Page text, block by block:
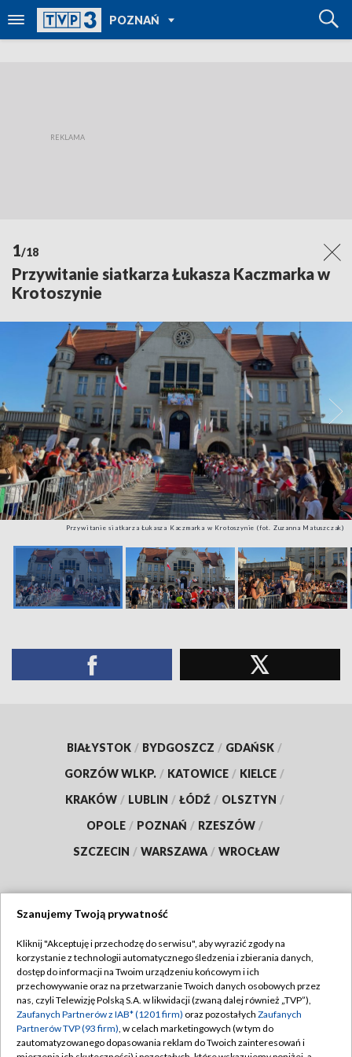
POZNAŃ
POWRÓT DO
TVP REGIONY
1/18
Przywitanie siatkarza Łukasza Kaczmarka w
Krotoszynie
Przywitanie siatkarza Łukasza Kaczmarka w Krotoszynie (fot. Zuzanna Matuszczak)
BIAŁYSTOK / BYDGOSZCZ / GDAŃSK /
GORZÓW WLKP. / KATOWICE / KIELCE /
KRAKÓW / LUBLIN / ŁÓDŹ / OLSZTYN /
OPOLE / POZNAŃ / RZESZÓW /
SZCZECIN / WARSZAWA / WROCŁAW
TVP
Abonament TVP
Emisja w TVP
Centrum informacji TVP
Regulamin TVP
Polityka prywatności
Moje zgody
Szanujemy Twoją prywatność
Kliknij "Akceptuję i przechodzę do serwisu", aby wyrazić zgody na
korzystanie z technologii automatycznego śledzenia i zbierania danych,
dostęp do informacji na Twoim urządzeniu końcowym i ich
przechowywanie oraz na przetwarzanie Twoich danych osobowych przez
nas, czyli Telewizję Polską S.A. w likwidacji (zwaną dalej również „TVP”),
Zaufanych Partnerów z IAB* (1201 firm) oraz pozostałych Zaufanych
Partnerów TVP (93 firm), w celach marketingowych (w tym do
zautomatyzowanego dopasowania reklam do Twoich zainteresowań i